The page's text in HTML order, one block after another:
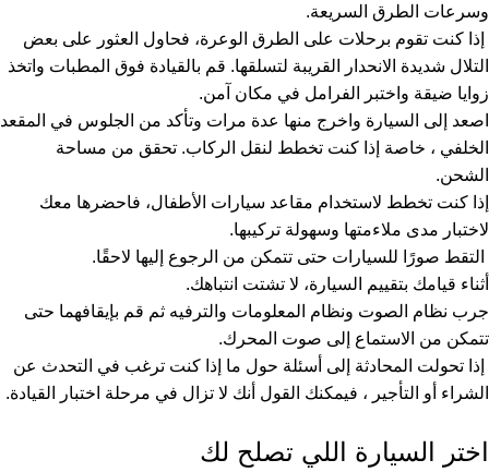
وسرعات الطرق السريعة.
إذا كنت تقوم برحلات على الطرق الوعرة، فحاول العثور على بعض
التلال شديدة الانحدار القريبة لتسلقها. قم بالقيادة فوق المطبات واتخذ
زوايا ضيقة واختبر الفرامل في مكان آمن.
اصعد إلى السيارة واخرج منها عدة مرات وتأكد من الجلوس في المقعد
الخلفي ، خاصة إذا كنت تخطط لنقل الركاب. تحقق من مساحة
الشحن.
إذا كنت تخطط لاستخدام مقاعد سيارات الأطفال، فاحضرها معك
لاختبار مدى ملاءمتها وسهولة تركيبها.
التقط صورًا للسيارات حتى تتمكن من الرجوع إليها لاحقًا.
أثناء قيامك بتقييم السيارة، لا تشتت انتباهك.
جرب نظام الصوت ونظام المعلومات والترفيه ثم قم بإيقافهما حتى
تتمكن من الاستماع إلى صوت المحرك.
إذا تحولت المحادثة إلى أسئلة حول ما إذا كنت ترغب في التحدث عن
الشراء أو التأجير ، فيمكنك القول أنك لا تزال في مرحلة اختبار القيادة.
اختر السيارة اللي تصلح لك